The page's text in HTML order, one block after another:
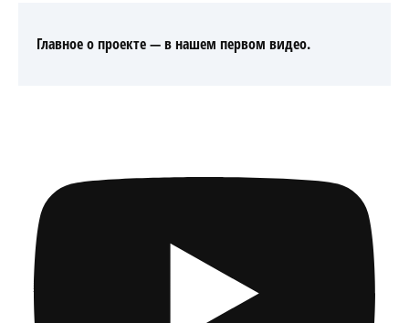
Главное о проекте — в нашем первом видео.